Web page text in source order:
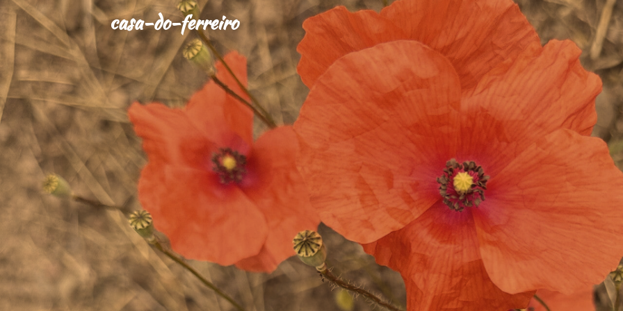
Skip
to
main
content
casa-do-ferreiro